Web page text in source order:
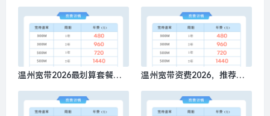
年480元
年480元
温州宽带2026最划算套餐多
年480元
温州宽带资费2026，推荐办